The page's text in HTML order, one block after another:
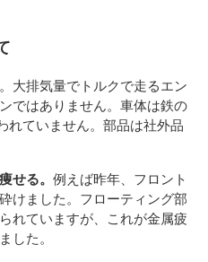
大排気量でトルクで走るエン
ではありません。車体は鉄の
れていません。部品は社外品
せる。 例えば昨年、フロント
けました。フローティング部
れていますが、これが金属疲
した。